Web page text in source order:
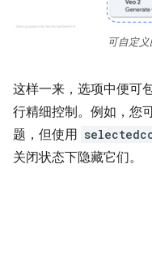
可自定义
这样一来，选项中便可
行精细控制。例如，您
题，但使用
关闭状态下隐藏它们。